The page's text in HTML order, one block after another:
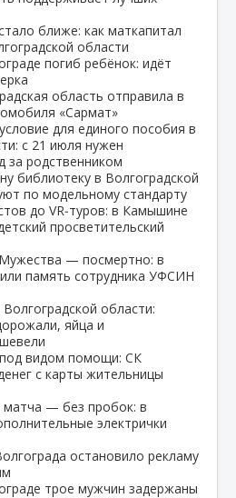
ближе: как маткапитал
области
погиб ребёнок: идёт
область отправила в
«Сармат»
для единого пособия в
с 21 июля нужен
за родственником
библиотеку в Волгоградской
по модельному стандарту
до VR‑туров: в Камышине
просветительский
— посмертно: в
память сотрудника УФСИН
области:
яйца и
видом помощи: СК
с карты жительницы
матча — без пробок: в
электрички
остановило рекламу
трое мужчин задержаны